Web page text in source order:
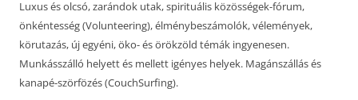
Luxus és olcsó, zarándok utak, spirituális közösségek-fórum,
önkéntesség (Volunteering), élménybeszámolók, vélemények,
körutazás, új egyéni, öko- és örökzöld témák ingyenesen.
Munkásszálló helyett és mellett igényes helyek. Magánszállás és
kanapé-szörfözés (CouchSurfing).